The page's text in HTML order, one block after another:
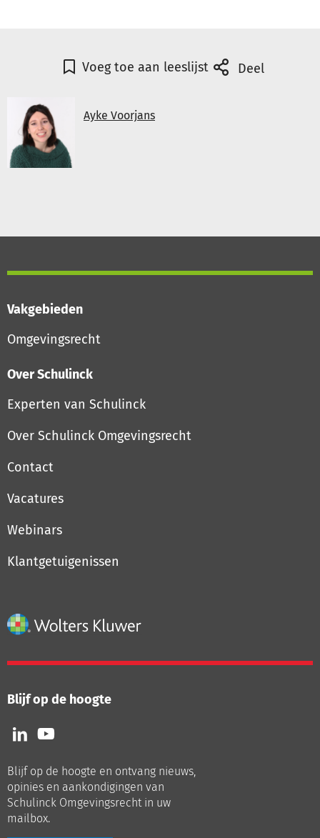
Voeg toe aan leeslijst Deel
Ayke Voorjans
Vakgebieden
Omgevingsrecht
Over Schulinck
Experten van Schulinck
Over Schulinck Omgevingsrecht
Contact
Vacatures
Webinars
Klantgetuigenissen
Blijf op de hoogte
Volg
ons
LinkedIn
Volg
ons
Youtube
Blijf op de hoogte en ontvang nieuws,
opinies en aankondigingen van
Schulinck Omgevingsrecht in uw
mailbox.